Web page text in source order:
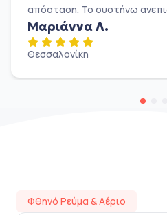
απόσταση. Το συστήνω
Μαριάννα Λ.
Θεσσαλονίκη
Φθηνό Ρεύμα & Αέριο